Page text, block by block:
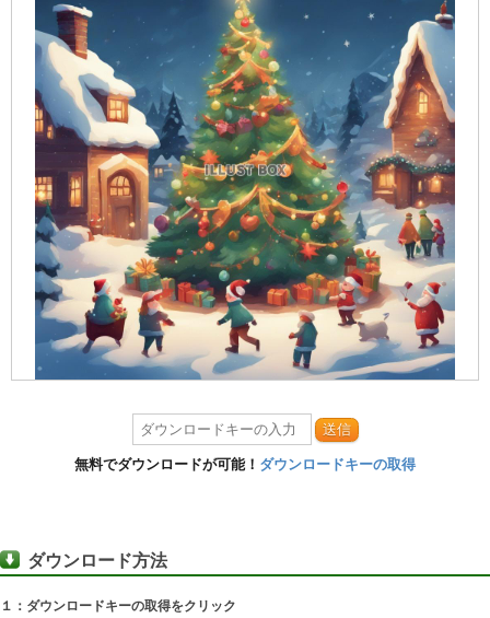
送信
無料でダウンロードが可能！ ダウンロードキーの取得
ダウンロード方法
１：ダウンロードキーの取得をクリック